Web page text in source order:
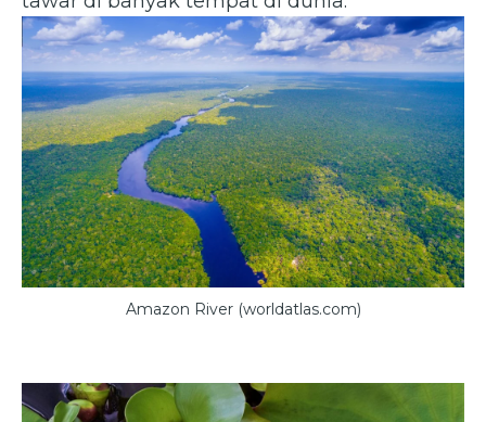
Amazon River (worldatlas.com)